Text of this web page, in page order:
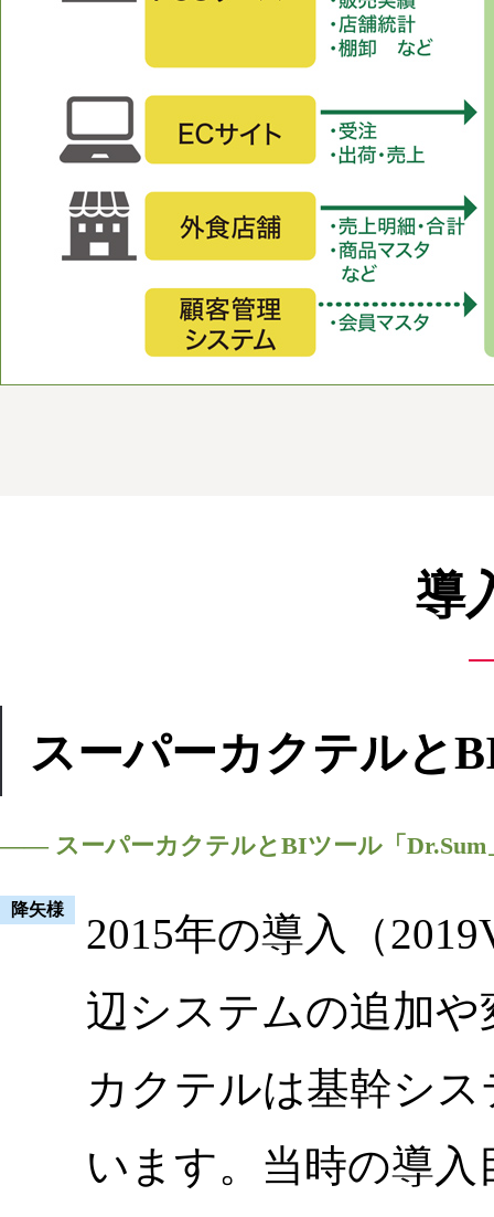
導
スーパーカクテルと
―― スーパーカクテルとBIツール「Dr.Sum
降矢様
2015年の導入（
辺システムの追加
カクテルは基幹シ
います。当時の導